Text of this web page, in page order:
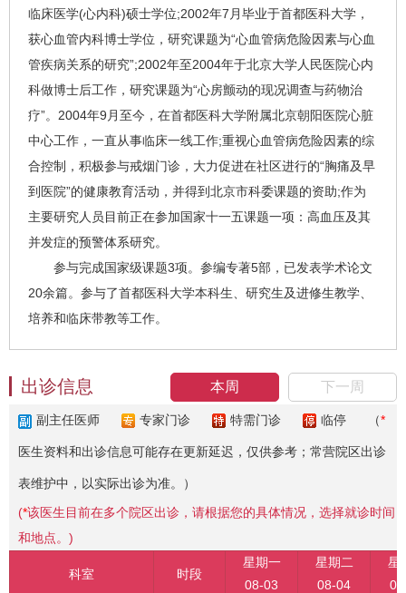
临床医学(心内科)硕士学位;2002年7月毕业于首都医科大学，
获心血管内科博士学位，研究课题为“心血管病危险因素与心血
管疾病关系的研究”;2002年至2004年于北京大学人民医院心内
科做博士后工作，研究课题为“心房颤动的现况调查与药物治
疗”。2004年9月至今，在首都医科大学附属北京朝阳医院心脏
中心工作，一直从事临床一线工作;重视心血管病危险因素的综
合控制，积极参与戒烟门诊，大力促进在社区进行的“胸痛及早
到医院”的健康教育活动，并得到北京市科委课题的资助;作为
主要研究人员目前正在参加国家十一五课题一项：高血压及其
并发症的预警体系研究。
参与完成国家级课题3项。参编专著5部，已发表学术论文
20余篇。参与了首都医科大学本科生、研究生及进修生教学、
培养和临床带教等工作。
本周 下一周
出诊信息
副主任医师 专家门诊 特需门诊 临停 （*
医生资料和出诊信息可能存在更新延迟，仅供参考；常营院区出诊
表维护中，以实际出诊为准。）
(*该医生目前在多个院区出诊，请根据您的具体情况，选择就诊时间
和地点。)
科室 时段
星期一
08-03
星期二
08-04
星